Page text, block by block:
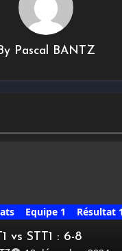
Pascal BANTZ
Equipe 1
Résultat 1
vs STT1 : 6-8